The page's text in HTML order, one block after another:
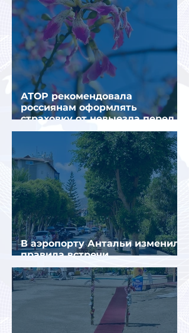
АТОР рекомендовала
россиянам оформлять
страховку от невыезда перед
поездкой в Грецию
В аэропорту Антальи изменили
правила встречи
организованных туристов